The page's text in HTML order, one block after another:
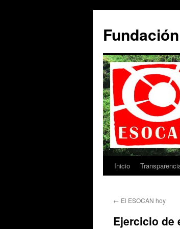
contenido
Inicio
← El ESOCAN hoy
Ejercicio de